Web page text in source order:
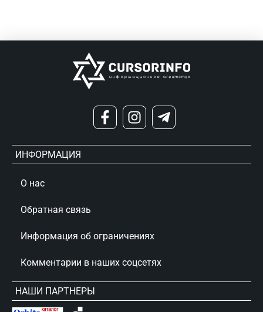
ИНФОРМАЦИЯ
О нас
Обратная связь
Информация об ограничениях
Комментарии в наших соцсетях
НАШИ ПАРТНЕРЫ